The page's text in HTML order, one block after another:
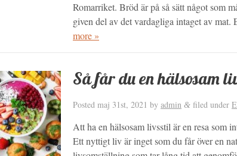
Romarriket. Bröd är på så sätt något som
given del av det vardagliga intaget av
more »
Så får du en hälsosam
Posted maj 31st, 2021 by admin & filed under
Att ha en hälsosam livsstil är en resa som
Ett nyttigt liv är inget som du får över en